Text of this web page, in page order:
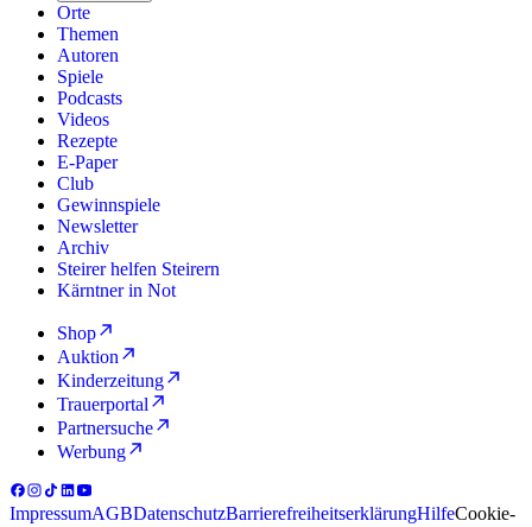
Orte
Themen
Autoren
Spiele
Podcasts
Videos
Rezepte
E-Paper
Club
Gewinnspiele
Newsletter
Archiv
Steirer helfen Steirern
Kärntner in Not
Shop
Auktion
Kinderzeitung
Trauerportal
Partnersuche
Werbung
ImpressumAGBDatenschutzBarrierefreiheitserklärungHilfeCookie-